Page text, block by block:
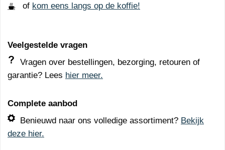
of kom eens langs op de koffie!
Veelgestelde vragen
Vragen over bestellingen, bezorging, retouren of
garantie? Lees hier meer.
Complete aanbod
Benieuwd naar ons volledige assortiment? Bekijk
deze hier.